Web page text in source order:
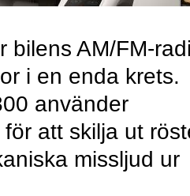
bilens AM/FM-
i en enda krets.
använder
att skilja ut
missljud ur